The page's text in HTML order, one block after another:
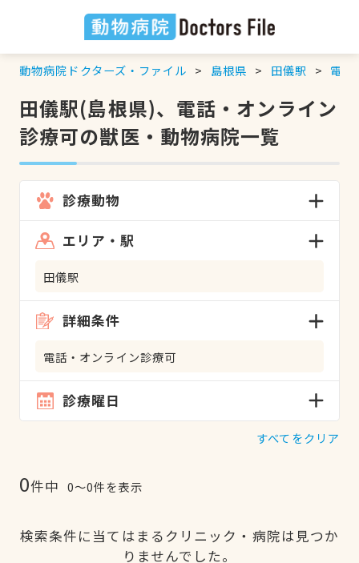
動物病院ドクターズ・ファイル 島根県 田儀駅 電話
田儀駅(島根県)、電話・オンライン
診療可の獣医・動物病院一覧
診療動物
エリア・駅
田儀駅
詳細条件
電話・オンライン診療可
診療曜日
すべてをクリア
0件中 0〜0件を表示
検索条件に当てはまるクリニック・病院は見つか
りませんでした。